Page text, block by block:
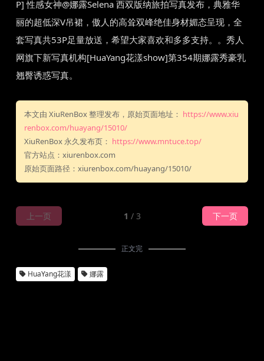
P] 性感女神@娜露Selena 西双版纳旅拍写真发布，典雅华
丽的超低深V吊裙，傲人的高耸双峰绝佳身材媚态呈现，全
套写真共53P足量放送，希望大家喜欢和多多支持。。秀人
网旗下新写真机构[HuaYang花漾show]第354期娜露秀豪乳
翘臀诱惑写真。
本文由 XiuRenBox 整理发布，原始页面地址： https://www.xiu
renbox.com/huayang/15010/
XiuRenBox 永久发布页： https://www.mntuce.top/
官方站点：xiurenbox.com
原始页面路径：xiurenbox.com/huayang/15010/
上一页 1 / 3 下一页
正文完
HuaYang花漾 娜露